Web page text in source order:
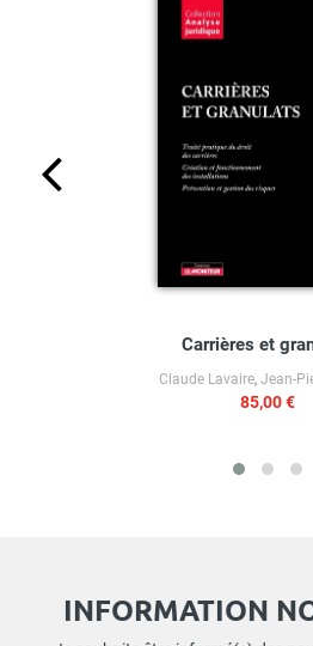
Carrières et
Claude Lavaire, Jean-
85,00 €
INFORMATION